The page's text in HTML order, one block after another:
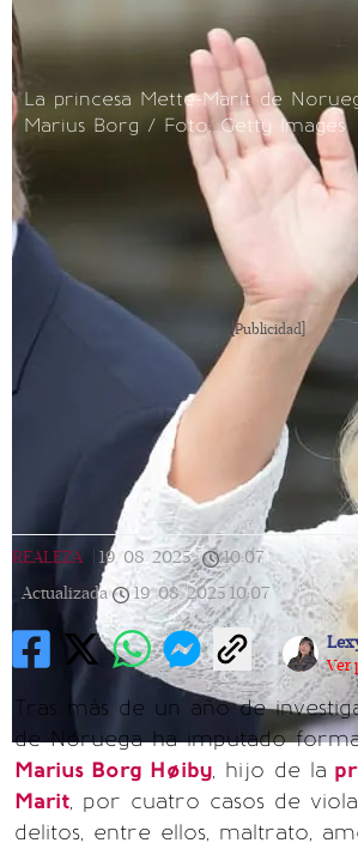
La princesa Mette-Marit de
Marius Borg / Foto: Getty Images
[Publicidad]
REALEZA 19/08/2025 | 10:07 |
Actualizada
19/08/2025 10:07
Ver
Tras más de un año de
de Noruega ha imputado
Marius Borg Høiby, hijo de la
Marit, por cuatro casos de
delitos, entre ellos, maltrato,